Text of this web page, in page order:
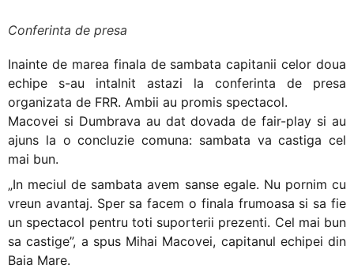
Conferinta de presa
Inainte de marea finala de sambata capitanii celor doua
echipe s-au intalnit astazi la conferinta de presa
organizata de FRR. Ambii au promis spectacol.
Macovei si Dumbrava au dat dovada de fair-play si au
ajuns la o concluzie comuna: sambata va castiga cel
mai bun.
„In meciul de sambata avem sanse egale. Nu pornim cu
vreun avantaj. Sper sa facem o finala frumoasa si sa fie
un spectacol pentru toti suporterii prezenti. Cel mai bun
sa castige”, a spus Mihai Macovei, capitanul echipei din
Baia Mare.